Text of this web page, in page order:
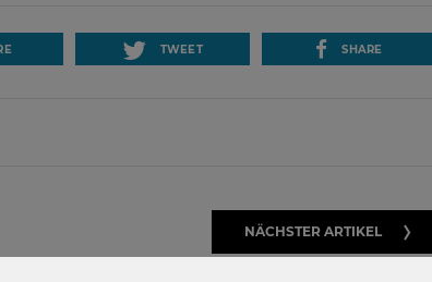
SHARE
TWEET
NÄCHSTER ARTIKEL